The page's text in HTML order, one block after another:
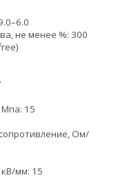
не менее %: 300
15
Ом/
мм: 15